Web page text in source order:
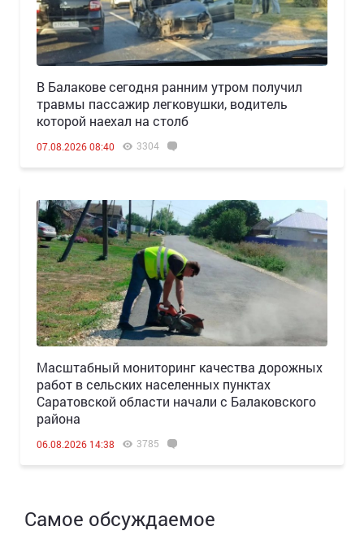
В Балакове сегодня ранним утром получил
травмы пассажир легковушки, водитель
которой наехал на столб
07.08.2026 08:40 3304
Масштабный мониторинг качества дорожных
работ в сельских населенных пунктах
Саратовской области начали с Балаковского
района
06.08.2026 14:38 3785
Самое обсуждаемое